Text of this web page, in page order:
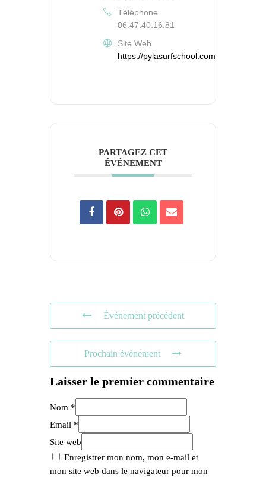
Téléphone
06.47.40.16.81
Site Web
https://pylasurfschool.com
PARTAGEZ CET
ÉVÉNEMENT
Événement précédent
Prochain événement
Laisser le premier commentaire
Nom *
Email *
Site web
Enregistrer mon nom, mon e-mail et
mon site web dans le navigateur pour mon